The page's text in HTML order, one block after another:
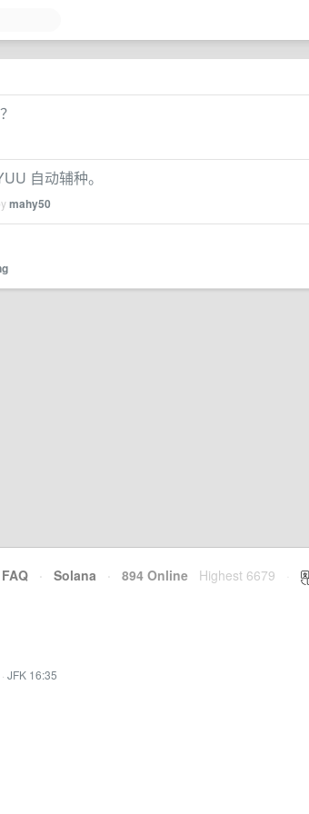
自动辅种。
mahy50
FAQ · Solana · 894 Online Highest 6679
· JFK 16:35